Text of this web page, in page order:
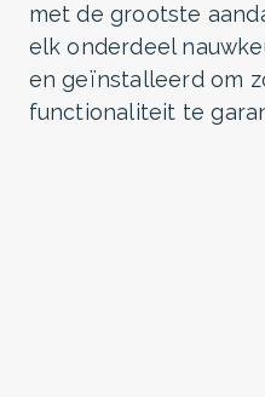
met de grootste
elk onderdeel
en geïnstalleerd om
functionaliteit te